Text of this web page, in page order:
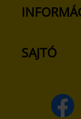
SAJTÓ